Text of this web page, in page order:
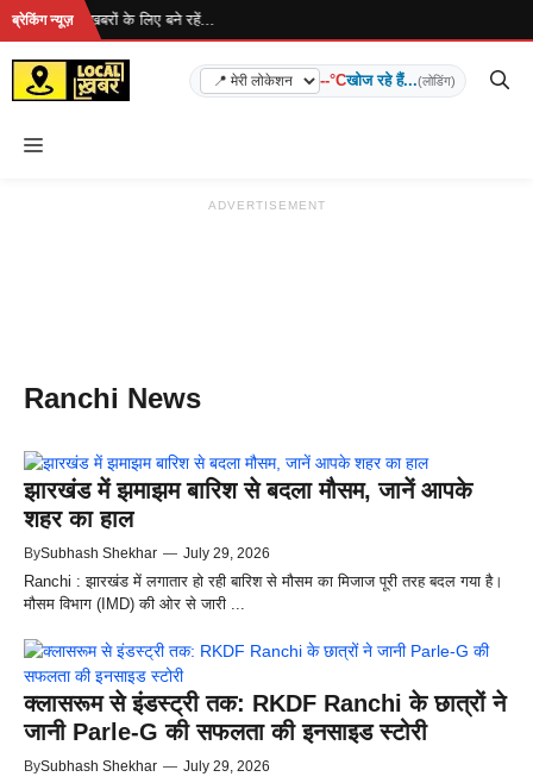
Skip
content
ब्रेकिंग न्यूज़
है... ताज़ा खबरों के लिए बने रहें...
--°Cखोज रहे हैं...(लोडिंग)
Menu
ADVERTISEMENT
Ranchi News
झारखंड में झमाझम बारिश से बदला मौसम, जानें आपके
शहर का हाल
BySubhash Shekhar — July 29, 2026
Ranchi : झारखंड में लगातार हो रही बारिश से मौसम का मिजाज पूरी तरह बदल गया है।
मौसम विभाग (IMD) की ओर से जारी ...
क्लासरूम से इंडस्ट्री तक: RKDF Ranchi के छात्रों ने
जानी Parle-G की सफलता की इनसाइड स्टोरी
BySubhash Shekhar — July 29, 2026